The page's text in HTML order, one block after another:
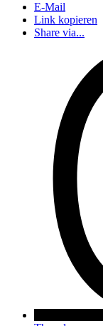
E-Mail
Link kopieren
Share via...